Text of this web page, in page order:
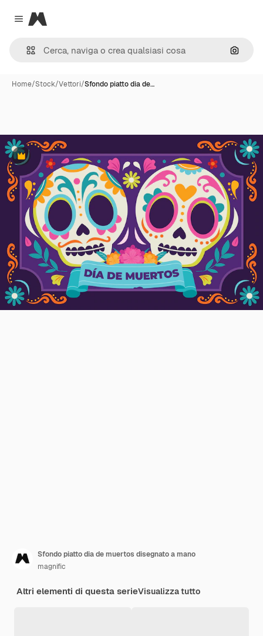
Close menu
Magnific
Cerca
Home/Stock/Vettori/Sfondo piatto dia de…
Premium
Sfondo piatto dia de muertos disegnato a mano
magnific
Altri elementi di questa serieVisualizza tutto